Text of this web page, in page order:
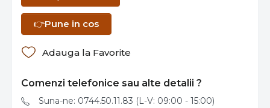
👉Pune in cos
Adauga la Favorite
Comenzi telefonice sau alte detalii ?
Suna-ne: 0744.50.11.83 (L-V: 09:00 - 15:00)